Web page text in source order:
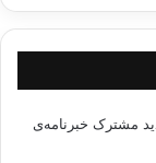
مشترک خبرنامه‌ی